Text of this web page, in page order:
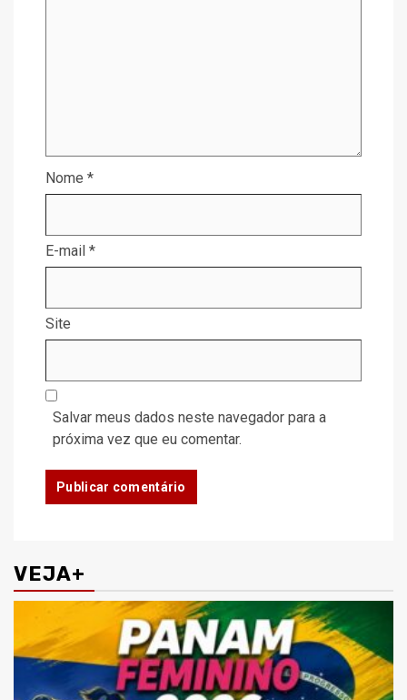
Nome *
E-mail *
Site
Salvar meus dados neste navegador para a
próxima vez que eu comentar.
VEJA+